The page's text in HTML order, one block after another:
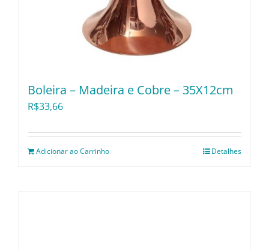
Boleira – Madeira e Cobre – 35X12cm
R$33,66
Adicionar ao Carrinho Detalhes